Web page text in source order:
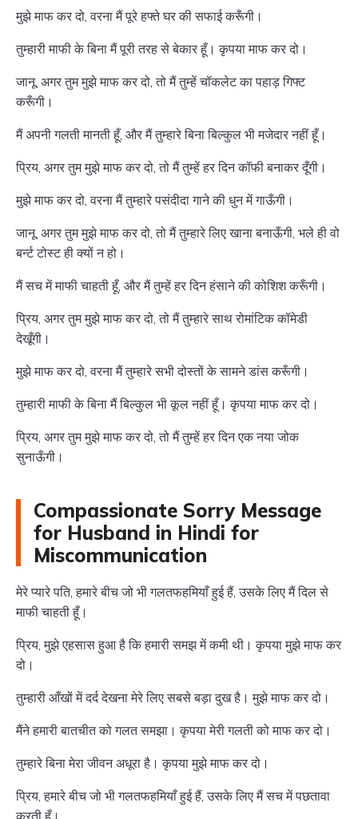
मुझे माफ कर दो, वरना मैं पूरे हफ्ते घर की सफाई करूँगी।
तुम्हारी माफी के बिना मैं पूरी तरह से बेकार हूँ। कृपया माफ कर दो।
जानू, अगर तुम मुझे माफ कर दो, तो मैं तुम्हें चॉकलेट का पहाड़ गिफ्ट
करूँगी।
मैं अपनी गलती मानती हूँ, और मैं तुम्हारे बिना बिल्कुल भी मजेदार नहीं हूँ।
प्रिय, अगर तुम मुझे माफ कर दो, तो मैं तुम्हें हर दिन कॉफी बनाकर दूँगी।
मुझे माफ कर दो, वरना मैं तुम्हारे पसंदीदा गाने की धुन में गाऊँगी।
जानू, अगर तुम मुझे माफ कर दो, तो मैं तुम्हारे लिए खाना बनाऊँगी, भले ही वो
बर्न्ट टोस्ट ही क्यों न हो।
मैं सच में माफी चाहती हूँ, और मैं तुम्हें हर दिन हंसाने की कोशिश करूँगी।
प्रिय, अगर तुम मुझे माफ कर दो, तो मैं तुम्हारे साथ रोमांटिक कॉमेडी
देखूँगी।
मुझे माफ कर दो, वरना मैं तुम्हारे सभी दोस्तों के सामने डांस करूँगी।
तुम्हारी माफी के बिना मैं बिल्कुल भी कूल नहीं हूँ। कृपया माफ कर दो।
प्रिय, अगर तुम मुझे माफ कर दो, तो मैं तुम्हें हर दिन एक नया जोक
सुनाऊँगी।
Compassionate Sorry Message
for Husband in Hindi for
Miscommunication
मेरे प्यारे पति, हमारे बीच जो भी गलतफहमियाँ हुई हैं, उसके लिए मैं दिल से
माफी चाहती हूँ।
प्रिय, मुझे एहसास हुआ है कि हमारी समझ में कमी थी। कृपया मुझे माफ कर
दो।
तुम्हारी आँखों में दर्द देखना मेरे लिए सबसे बड़ा दुख है। मुझे माफ कर दो।
मैंने हमारी बातचीत को गलत समझा। कृपया मेरी गलती को माफ कर दो।
तुम्हारे बिना मेरा जीवन अधूरा है। कृपया मुझे माफ कर दो।
प्रिय, हमारे बीच जो भी गलतफहमियाँ हुई हैं, उसके लिए मैं सच में पछतावा
करती हूँ।